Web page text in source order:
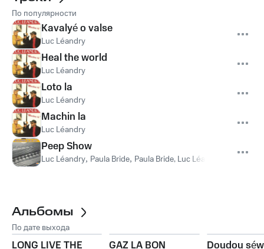
По популярности
Kavalyé o valse
Luc Léandry
Heal the world
Luc Léandry
Loto la
Luc Léandry
Machin la
Luc Léandry
Peep Show
Luc Léandry, Paula Bride, Paula Bride, Luc Léandry
Альбомы
По дате выхода
LONG LIVE THE
GAZ LA BON
Doudou